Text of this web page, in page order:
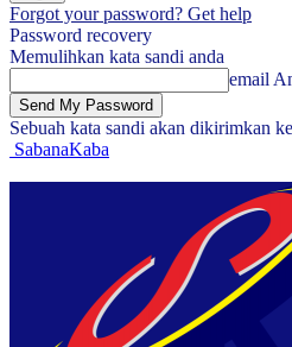
Forgot your password? Get help
Password recovery
Memulihkan kata sandi anda
email
Sebuah kata sandi akan dikirimkan
SabanaKaba